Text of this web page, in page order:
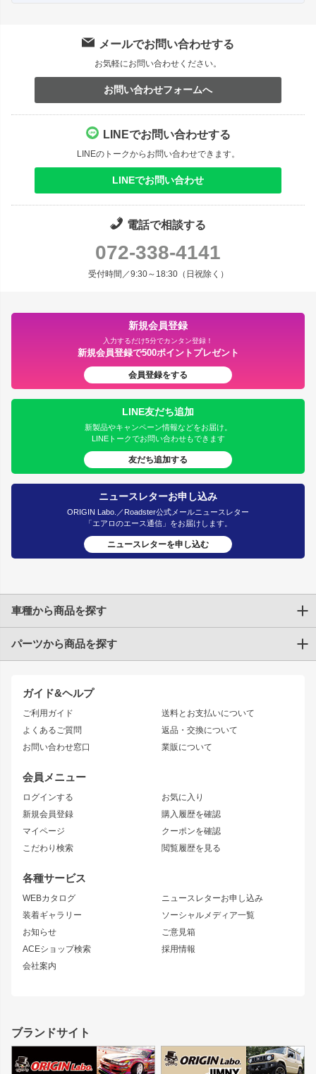
メールでお問い合わせする
お気軽にお問い合わせください。
お問い合わせフォームへ
LINEでお問い合わせする
LINEのトークからお問い合わせできます。
LINEでお問い合わせ
電話で相談する
072-338-4141
受付時間／9:30～18:30（日祝除く）
新規会員登録
入力するだけ5分でカンタン登録！
新規会員登録で500ポイントプレゼント
会員登録をする
LINE友だち追加
新製品やキャンペーン情報などをお届け。
LINEトークでお問い合わせもできます
友だち追加する
ニュースレターお申し込み
ORIGIN Labo.／Roadster公式メールニュースレター
「エアロのエース通信」をお届けします。
ニュースレターを申し込む
ガイド&ヘルプ
ご利用ガイド
よくあるご質問
お問い合わせ窓口
送料とお支払いについて
返品・交換について
業販について
会員メニュー
ログインする
新規会員登録
マイページ
こだわり検索
お気に入り
購入履歴を確認
クーポンを確認
閲覧履歴を見る
各種サービス
WEBカタログ
装着ギャラリー
お知らせ
ACEショップ検索
会社案内
ニュースレターお申し込み
ソーシャルメディア一覧
ご意見箱
採用情報
車種から商品を探す
トヨタ
JZX90 CHASER
JZX110 MARK II
JZX100 MARK II
JZX90 MARK II
トレノ
マークX
アリスト
ソアラ
アルテッツァ
ニッサン
S15 シルビア
S14 シルビア 後期
S13 シルビア
180SX
シルエイティ
ワンビア
ローレル
セフィーロ
キャラバン
スズキ
GS350
SC
スバル 三菱
パーツから商品を探す
エアロシリーズ
ドリフトライン
風神
雷神
レーシングライン
アタックライン
ストリームライン
リアウイング
ジムニーパーツ
ホイール
MUD-S7
MUD-SR7
まつど家 鉄漢
ボンネット
フェンダー
サイドパーツ
リアゲート
メンテナンスパーツ
ブランドサイト